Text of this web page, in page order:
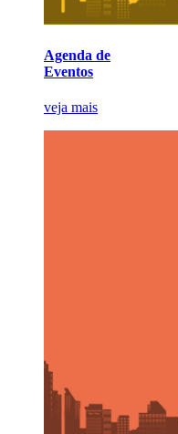
Agenda de
Eventos
veja mais